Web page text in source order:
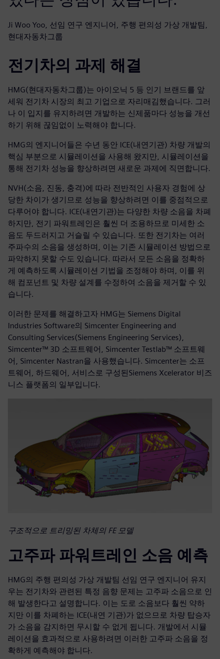
Ji Woo Yoo, 선임 연구 엔지니어, 주행 편의성 가상 개발팀,
현대자동차그룹
전기차의 과제 해결
HMG(현대자동차그룹)는 아이오닉 5 등 인기 브랜드를 앞
세워 전기차 시장의 최고 기업으로 자리매김했습니다. 그러
나 이 입지를 유지하려면 개발하는 신제품마다 성능을 개선
하기 위해 끊임없이 노력해야 합니다.
HMG의 엔지니어들은 수년 동안 ICE(내연기관) 차량 개발의
핵심 부분으로 시뮬레이션을 사용해 왔지만, 시뮬레이션을
통해 전기차 성능을 향상하려면 새로운 과제에 직면합니다.
NVH(소음, 진동, 충격)에 따라 전반적인 사용자 경험에 상
당한 차이가 생기므로 성능을 향상하려면 이를 중점적으로
다루어야 합니다. ICE(내연기관)는 다양한 차량 소음을 차폐
하지만, 전기 파워트레인은 훨씬 더 조용하므로 미세한 소
음도 두드러지고 거슬릴 수 있습니다. 또한 전기차는 여러
주파수의 소음을 생성하며, 이는 기존 시뮬레이션 방법으로
파악하지 못할 수도 있습니다. 따라서 모든 소음을 정확하
게 예측하도록 시뮬레이션 기법을 조정해야 하며, 이를 위
해 컴포넌트 및 차량 설계를 수정하여 소음을 제거할 수 있
습니다.
이러한 문제를 해결하고자 HMG는 Siemens Digital
Industries Software의 Simcenter Engineering and
Consulting Services(Siemens Engineering Services),
Simcenter™ 3D 소프트웨어, Simcenter Testlab™ 소프트웨
어, Simcenter Nastran을 사용했습니다. Simcenter는 소프
트웨어, 하드웨어, 서비스로 구성된Siemens Xcelerator 비즈
니스 플랫폼의 일부입니다.
구조적으로 트리밍된 차체의 FE 모델
고주파 파워트레인 소음 예측
HMG의 주행 편의성 가상 개발팀 선임 연구 엔지니어 유지
우는 전기차와 관련된 특정 음향 문제는 고주파 소음으로 인
해 발생한다고 설명합니다. 이는 도로 소음보다 훨씬 약하
지만 이를 차폐하는 ICE(내연 기관)가 없으므로 차량 탑승자
가 소음을 감지하면 무시할 수 없게 됩니다. 개발에서 시뮬
레이션을 효과적으로 사용하려면 이러한 고주파 소음을 정
확하게 예측해야 합니다.